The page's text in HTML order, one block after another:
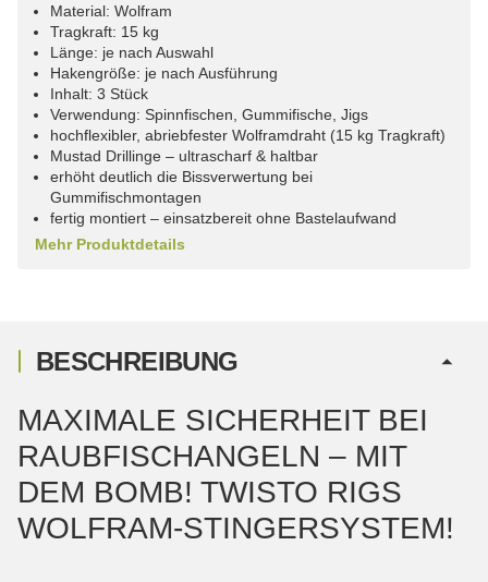
Material: Wolfram
Tragkraft: 15 kg
Länge: je nach Auswahl
Hakengröße: je nach Ausführung
Inhalt: 3 Stück
Verwendung: Spinnfischen, Gummifische, Jigs
hochflexibler, abriebfester Wolframdraht (15 kg Tragkraft)
Mustad Drillinge – ultrascharf & haltbar
erhöht deutlich die Bissverwertung bei
Gummifischmontagen
fertig montiert – einsatzbereit ohne Bastelaufwand
Mehr Produktdetails
BESCHREIBUNG
MAXIMALE SICHERHEIT BEI
RAUBFISCHANGELN – MIT
DEM BOMB! TWISTO RIGS
WOLFRAM-STINGERSYSTEM!